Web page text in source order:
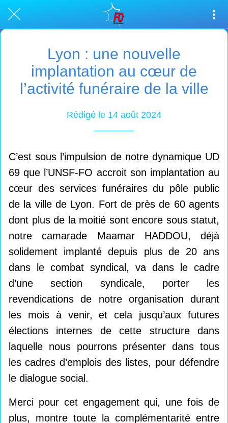
Lyon : une nouvelle
implantation au cœur de
l’activité funéraire de la ville
Rédigé le 14 août 2024
C’est sous l’impulsion de notre dynamique UD
69 que l’UNSF-FO accroit son implantation au
cœur des services funéraires du pôle public
de la ville de Lyon. Fort de près de 60 agents
dont plus de la moitié sont encore sous statut,
notre camarade Maamar HADDOU, déjà
solidement implanté depuis plus de 20 ans
dans le combat syndical, va dans le cadre
d’une section syndicale, porter les
revendications de notre organisation durant
les mois à venir, et cela jusqu’aux futures
élections internes de cette structure dans
laquelle nous pourrons présenter dans tous
les cadres d’emplois des listes, pour défendre
le dialogue social.
Merci pour cet engagement qui, une fois de
plus, montre toute la complémentarité entre